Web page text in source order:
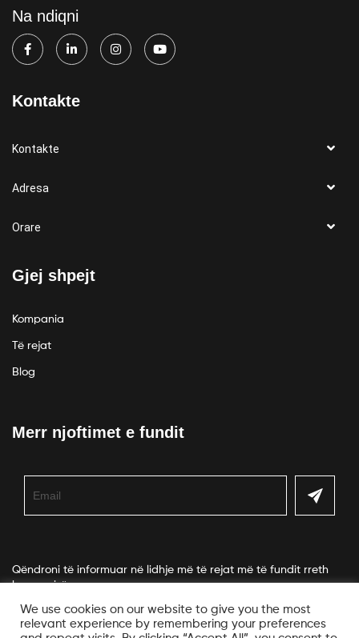
Na ndiqni
Kontakte
Kontakte
Adresa
Orare
Gjej shpejt
Kompania
Të rejat
Blog
Merr njoftimet e fundit
Qëndroni të informuar në lidhje më të rejat më të fundit rreth
kompanisë.
We use cookies on our website to give you the most
relevant experience by remembering your preferences